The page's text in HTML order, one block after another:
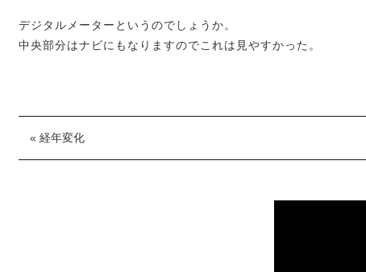
デジタルメーターというのでしょうか。
中央部分はナビにもなりますのでこれは見やすかった。
« 経年変化